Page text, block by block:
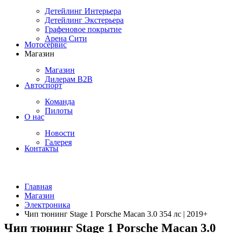
Детейлинг Интерьера
Детейлинг Экстерьера
Графеновое покрытие
Арена Сити
Мотосервис
Магазин
Магазин
Дилерам B2B
Автоспорт
Команда
Пилоты
О нас
Новости
Галерея
Контакты
Главная
Магазин
Электроника
Чип тюнинг Stage 1 Porsche Macan 3.0 354 лс | 2019+
Чип тюнинг Stage 1 Porsche Macan 3.0